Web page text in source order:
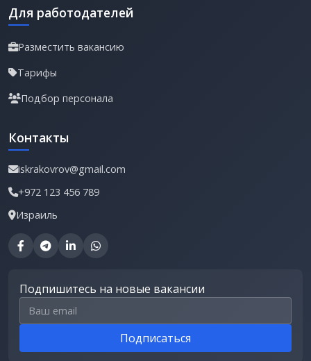
Для работодателей
Разместить вакансию
Тарифы
Подбор персонала
Контакты
iskrakovrov@gmail.com
+972 123 456 789
Израиль
Подпишитесь на новые вакансии
Email для подписки
Подписаться